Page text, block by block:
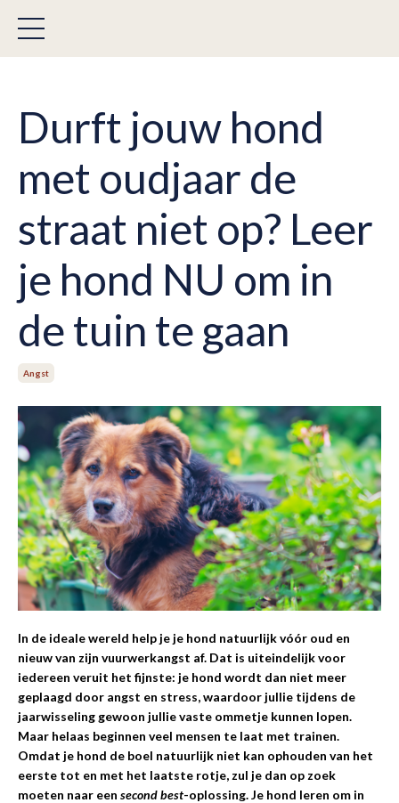
Durft jouw hond
met oudjaar de
straat niet op? Leer
je hond NU om in
de tuin te gaan
Angst
In de ideale wereld help je je hond natuurlijk vóór oud en
nieuw van zijn vuurwerkangst af. Dat is uiteindelijk voor
iedereen veruit het fijnste: je hond wordt dan niet meer
geplaagd door angst en stress, waardoor jullie tijdens de
jaarwisseling gewoon jullie vaste ommetje kunnen lopen.
Maar helaas beginnen veel mensen te laat met trainen.
Omdat je hond de boel natuurlijk niet kan ophouden van het
eerste tot en met het laatste rotje, zul je dan op zoek
moeten naar een second best-oplossing. Je hond leren om in